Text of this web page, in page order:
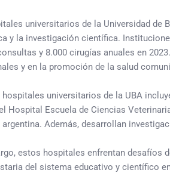
universitarios de la Universidad de
y la investigación científica.
y 8.000 cirugías anuales en
y en la promoción de la salud
hospitales universitarios de la UBA
Hospital Escuela de Ciencias
argentina. Además, desarrollan
estos hospitales enfrentan desafíos
del sistema educativo y científico